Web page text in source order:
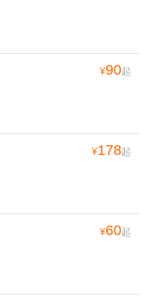
¥90起
¥178起
¥60起